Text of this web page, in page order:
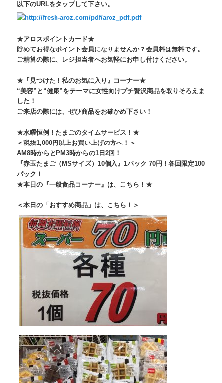
以下のURLをタップして下さい。
http://fresh-aroz.com/pdf/aroz_pdf.pdf
★アロスポイントカード★
貯めてお得なポイント会員になりませんか？会員料は無料です。
ご精算の際に、レジ担当者へお気軽にお申し付けください。
★『見つけた！私のお気に入り』コーナー★
“美容”と“健康”をテーマに女性向けプチ贅沢商品を取りそろえま
した！
ご来店の際には、ぜひ商品をお確かめ下さい！
★水曜恒例！たまごのタイムサービス！★
＜税抜1,000円以上お買い上げの方へ！＞
AM8時からとPM3時からの1日2回！
『赤玉たまご（MSサイズ）10個入』1パック 70円！各回限定100
パック！
★本日の『一般食品コーナー』は、こちら！★
＜本日の「おすすめ商品」は、こちら！＞